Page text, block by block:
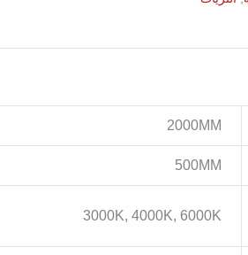
2000MM
500MM
3000K, 4000K, 6000K